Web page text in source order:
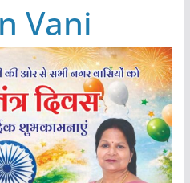
Vani